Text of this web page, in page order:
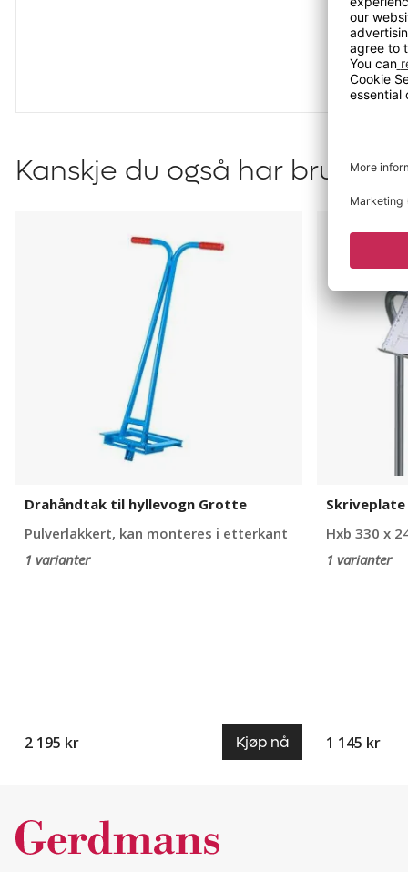
Kanskje du også har bruk for?
Drahåndtak til hyllevogn Grotte
Pulverlakkert, kan monteres i etterkant
1 varianter
2 195 kr Kjøp nå
vogn
Hxb 330 x
1 varianter
1 145 kr